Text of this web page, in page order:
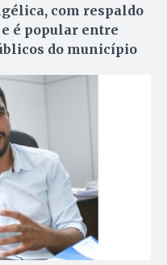
com respaldo
é popular entre
do município